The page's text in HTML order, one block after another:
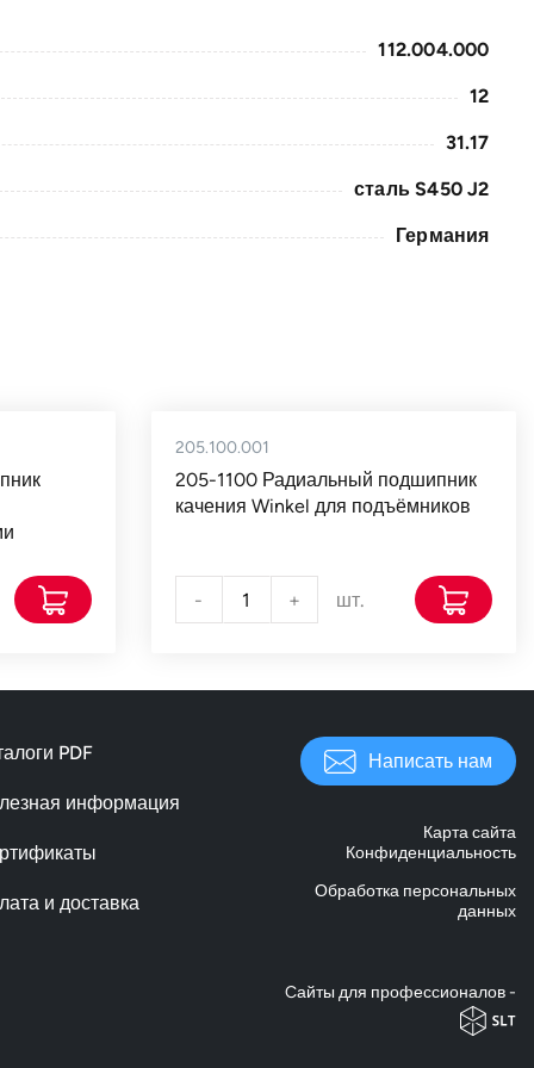
112.004.000
12
31.17
сталь S450 J2
Германия
205.100.001
205-1100 Радиальный подшипник
качения Winkel для подъёмников
- + шт.
PDF
информация
и доставка
Написать нам
Карта сайта
Конфиденциальность
Обработка персональных
данных
Cайты для профессионалов -